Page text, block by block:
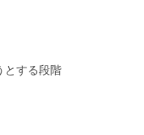
とする段階